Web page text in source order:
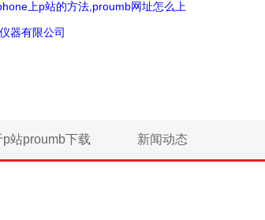
上p站的方法,proumb网址怎么上
p站proumb下载 新闻动态